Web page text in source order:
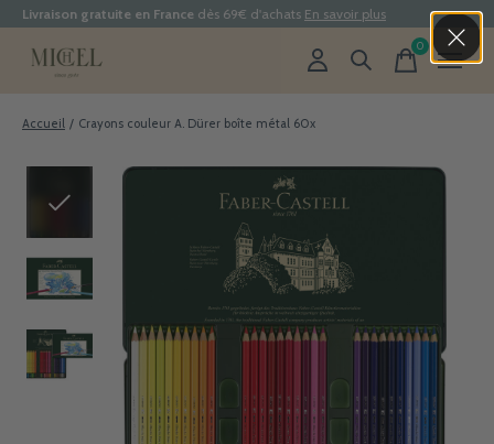
Livraison gratuite en France dès 69€ d'achats En savoir plus
0items
Accueil / Crayons couleur A. Dürer boîte métal 60x
Slideshow Items